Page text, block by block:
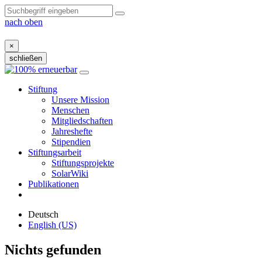
nach oben
×
schließen
Zum
Stiftung
Unsere Mission
Menschen
Mitgliedschaften
Jahreshefte
Stipendien
Stiftungsarbeit
Stiftungsprojekte
SolarWiki
Publikationen
Deutsch
English (US)
Nichts gefunden